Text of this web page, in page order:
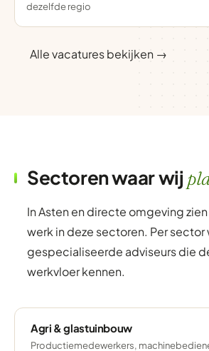
dezelfde regio
Alle vacatures bekijken →
Sectoren waar wij
In Asten en directe omgeving
werk in deze sectoren. Per
gespecialiseerde adviseurs die
werkvloer kennen.
Agri & glastuinbouw
Productiemedewerkers,